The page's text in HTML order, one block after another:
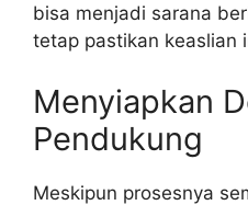
bisa menjadi sarana
tetap pastikan keaslian
Menyiapkan
Pendukung
Meskipun prosesnya